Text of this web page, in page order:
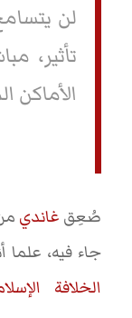
لن
تأثير،
الأماكن
صُعِق غاندي
جاء فيه، علما
الخلافة